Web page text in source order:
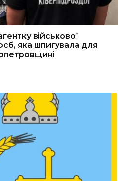
військової
яка шпигувала для